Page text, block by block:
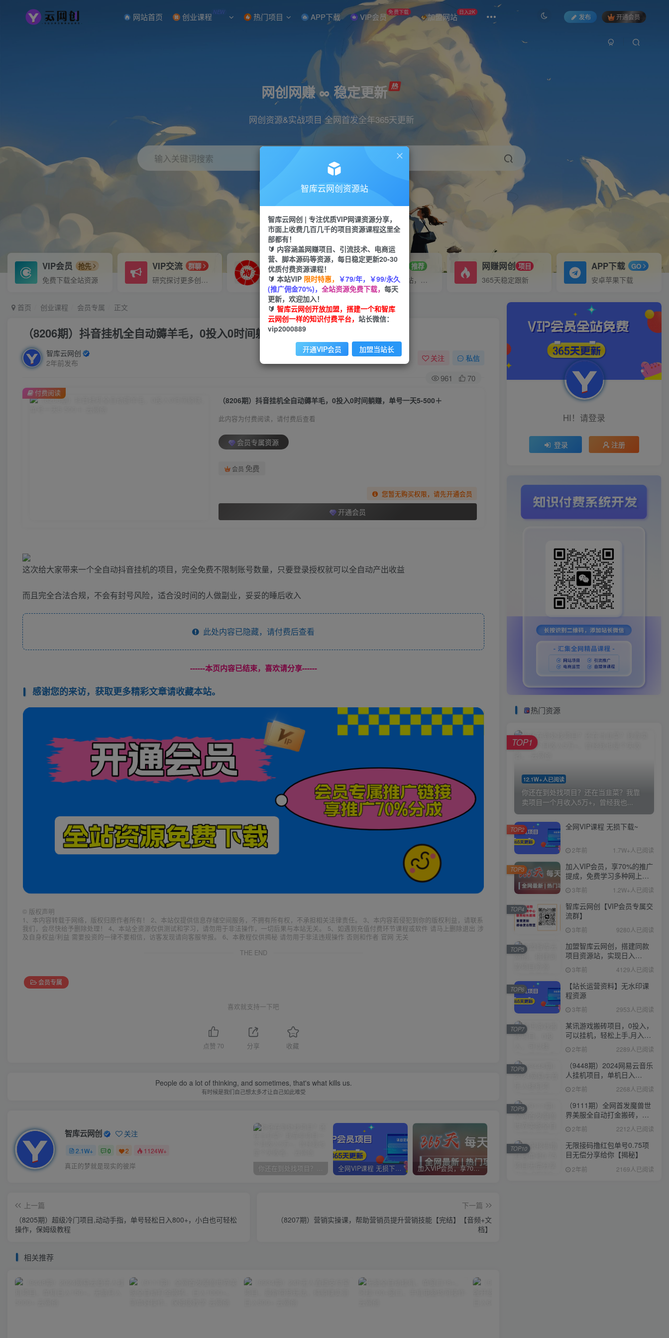
网站首页 创业课程 NEW 热门项目 APP下载 VIP会员 免费下载 加盟网站 日入2K
发布 开通会员
网创网赚 ∞ 稳定更新
网创资源&实战项目 全网首发全年365天更新
输入关键词搜索
直播 小红书 剪辑
VIP会员 抢先
免费下载全站资源
VIP交流 群聊
研究探讨更多创业项目路子。
VIP推广
70%分佣
会员专属推广链接
招募站长 推荐
搭建同款网站，自己当老板
网赚网创 项目
365天稳定跟新
APP下载 GO
安卓苹果下载
首页 创业课程 会员专属 正文
（8206期）抖音挂机全自动薅羊毛，0投入0时间躺赚，单号一天5-500＋
智库云网创
2年前发布
关注 私信
961 70
（8206期）抖音挂机全自动薅羊毛，0投入0时间躺赚，单号一天5-500＋
此内容为付费阅读，请付费后查看
会员专属资源
会员 免费
您暂无购买权限，请先开通会员
开通会员
付费阅读
这次给大家带来一个全自动抖音挂机的项目，完全免费不限制账号数量，只要登录授权就可以全自动产出收益
而且完全合法合规，不会有封号风险，适合没时间的人做副业，妥妥的睡后收入
此处内容已隐藏，请付费后查看
------本页内容已结束，喜欢请分享------
感谢您的来访，获取更多精彩文章请收藏本站。
© 版权声明
1、本内容转载于网络，版权归原作者所有！ 2、本站仅提供信息存储空间服务，不拥有所有权，不承担相关法律责任。 3、本内容若侵犯到你的版权利益，请联系
我们，会尽快给予删除处理！ 4、本站全资源仅供测试和学习，请勿用于非法操作，一切后果与本站无关。 5、如遇到充值付费环节课程或软件 请马上删除退出 涉
及自身权益/利益 需要投资的一律不要相信，访客发现请向客服举报。 6、本教程仅供揭秘 请勿用于非法违规操作 否则和作者 官网 无关
THE END
会员专属
喜欢就支持一下吧
点赞 70 分享 收藏
People do a lot of thinking, and sometimes, that's what kills us.
有时候是我们自己想太多才让自己如此难受
智库云网创 关注
2.1W+ 0 2 1124W+
真正的梦就是现实的彼岸 你还在到处找项目？还在当韭菜？我靠卖项目一个月收入5万+，曾经我也是个失败者。 全网VIP课程 无损下载~ 加入VIP会员，享70%的推广提成，免费学习多种网上创业课程，菜鸟秒变大神！ 加盟智库云网创，搭建同款项目资源站，实现日入2000+
上一篇
（8205期）超级冷门项目,动动手指，单号轻松日入800+，小白也可轻松
操作，保姆级教程
下一篇
（8207期）营销实操课，帮助营销员提升营销技能【完结】【音频+文
档】
相关推荐
HI！请登录
登录 注册
热门资源
12.1W+人已阅读
你还在到处找项目？还在当韭菜？我靠
卖项目一个月收入5万+，曾经我也...
TOP1
全网VIP课程 无损下载~
2年前 1.7W+人已阅读
TOP2
加入VIP会员，享70%的推广
提成，免费学习多种网上创
业课程，菜鸟秒变大神！
3年前 1.2W+人已阅读
TOP3
智库云网创【VIP会员专属交
流群】
3年前 9280人已阅读
TOP4
加盟智库云网创，搭建同款
项目资源站，实现日入
2000+
3年前 4129人已阅读
TOP5
【站长运营资料】无水印课
程资源
3年前 2953人已阅读
TOP6
某讯游戏搬砖项目，0投入，
可以挂机，轻松上手,月入
3000+上不封顶
2年前 2289人已阅读
TOP7
（9448期）2024网易云音乐
人挂机项目，单机日入
150+，无脑月入5000+
2年前 2268人已阅读
TOP8
（9111期）全网首发魔兽世
界美服全自动打金搬砖，日
入1000+，简单好操作，保
姆级教学
2年前 2212人已阅读
TOP9
无限接码撸红包单号0.75项
目无偿分享给你【揭秘】
2年前 2169人已阅读
TOP10
智库云网创资源站
智库云网创 | 专注优质VIP网课资源分享，
市面上收费几百几千的项目资源课程这里全
部都有！
🔰 内容涵盖网赚项目、引流技术、电商运
营、脚本源码等资源，每日稳定更新20-30
优质付费资源课程！
🔰 本站VIP 限时特惠， ￥79/年，￥99/永久
(推广佣金70%)， 全站资源免费下载， 每天
更新，欢迎加入！
🔰 智库云网创开放加盟，搭建一个和智库
云网创一样的知识付费平台， 站长微信：
vip2000889
开通VIP会员 加盟当站长